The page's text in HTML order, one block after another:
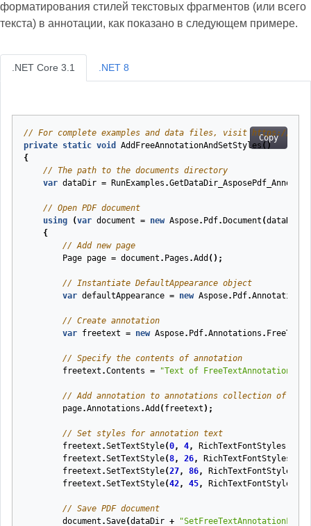
форматирования стилей текстовых фрагментов (или всего
текста) в аннотации, как показано в следующем примере.
.NET Core 3.1
Copy
// For complete examples and data files, visit https://
private static void AddFreeAnnotationAndSetStyles ( )
{
// The path to the documents directory
var dataDir = RunExamples .
// Open PDF document
using
(var document = new Aspose. Pdf. Document (dataDir
{
// Add new page
Page page = document . Pages .Add ();
// Instantiate DefaultAppearance object
var defaultAppearance = new Aspose. Pdf.Annotations
// Create annotation
var freetext = new Aspose. Pdf.Annotations .
// Specify the contents of annotation
freetext .Contents = "Text of FreeTextAnnotation
// Add annotation to annotations collection of page
page.Annotations .Add ( freetext );
// Set styles for annotation text
freetext .SetTextStyle(0, 4, RichTextFontStyles
freetext .SetTextStyle(8, 26, RichTextFontStyles
freetext .SetTextStyle(27, 86, RichTextFontStyles
freetext .SetTextStyle(42, 45, RichTextFontStyles
// Save PDF document
document .Save(dataDir +
.NET 8